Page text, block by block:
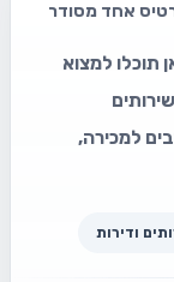
אחד מסודר
תוכלו למצוא
למכירה,
ודירות